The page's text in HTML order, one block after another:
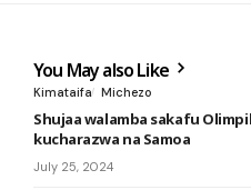
You May also Like
Kimataifa Michezo
Shujaa walamba sakafu
kucharazwa na Samoa
July 25, 2024